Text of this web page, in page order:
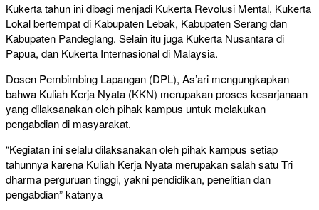
Kukerta tahun ini dibagi menjadi Kukerta Revolusi Mental, Kukerta
Lokal bertempat di Kabupaten Lebak, Kabupaten Serang dan
Kabupaten Pandeglang. Selain itu juga Kukerta Nusantara di
Papua, dan Kukerta Internasional di Malaysia.
Dosen Pembimbing Lapangan (DPL), As’ari mengungkapkan
bahwa Kuliah Kerja Nyata (KKN) merupakan proses kesarjanaan
yang dilaksanakan oleh pihak kampus untuk melakukan
pengabdian di masyarakat.
“Kegiatan ini selalu dilaksanakan oleh pihak kampus setiap
tahunnya karena Kuliah Kerja Nyata merupakan salah satu Tri
dharma perguruan tinggi, yakni pendidikan, penelitian dan
pengabdian” katanya